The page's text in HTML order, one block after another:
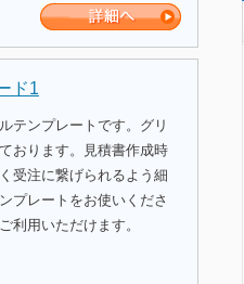
ド1
テンプレートです。グリ
おります。見積書作成時
受注に繋げられるよう細
プレートをお使いくださ
利用いただけます。